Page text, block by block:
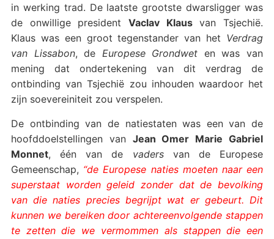
in werking trad. De laatste grootste dwarsligger was
de onwillige president Vaclav Klausvan Tsjechië.
Klaus was een groot tegenstander van het Verdrag
van Lissabon, de Europese Grondwet en was van
mening dat ondertekening van dit verdrag de
ontbinding van Tsjechië zou inhouden waardoor het
zijn soevereiniteit zou verspelen.
De ontbinding van de natiestaten was een van de
hoofddoelstellingen van Jean Omer Marie Gabriel
Monnet, één van de vadersvan de Europese
Gemeenschap, “de Europese naties moeten naar een
superstaat worden geleid zonder dat de bevolking
van die naties precies begrijpt wat er gebeurt. Dit
kunnen we bereiken door achtereenvolgende stappen
te zetten die we vermommen als stappen die een